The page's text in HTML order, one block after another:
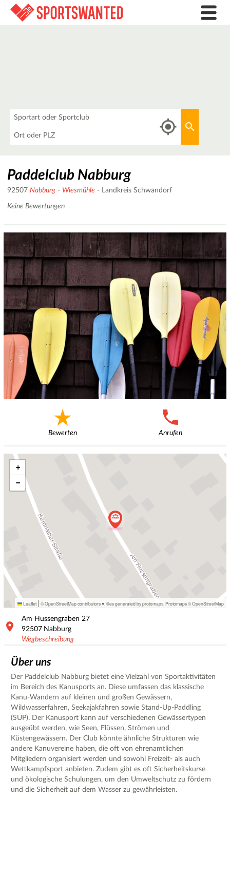
Paddelclub Nabburg
92507 Nabburg - Wiesmühle - Landkreis Schwandorf
Keine Bewertungen
Bewerten Anrufen
+
−
Leaflet | © OpenStreetMap contributors ♥, tiles generated by protomaps Protomaps©OpenStreetMap
Am Hussengraben 27
92507 Nabburg
Wegbeschreibung
Über uns
Der Paddelclub Nabburg bietet eine Vielzahl von Sportaktivitäten
im Bereich des Kanusports an. Diese umfassen das klassische
Kanu-Wandern auf kleinen und großen Gewässern,
Wildwasserfahren, Seekajakfahren sowie Stand-Up-Paddling
(SUP). Der Kanusport kann auf verschiedenen Gewässertypen
ausgeübt werden, wie Seen, Flüssen, Strömen und
Küstengewässern. Der Club könnte ähnliche Strukturen wie
andere Kanuvereine haben, die oft von ehrenamtlichen
Mitgliedern organisiert werden und sowohl Freizeit- als auch
Wettkampfsport anbieten. Zudem gibt es oft Sicherheitskurse
und ökologische Schulungen, um den Umweltschutz zu fördern
und die Sicherheit auf dem Wasser zu gewährleisten.